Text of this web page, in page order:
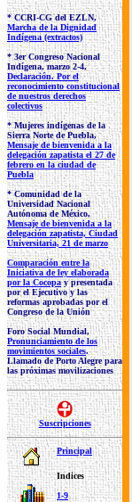
* CCRI-CG del EZLN,
Marcha de la Dignidad
Indígena (extractos)
* 3er Congreso Nacional
Indígena, marzo 2-4,
Declaración. Por el
reconocimiento constitucional
de nuestros derechos
colectivos
* Mujeres indígenas de la
Sierra Norte de Puebla,
Mensaje de bienvenida a la
delegación zapatista el 27 de
febrero en la ciudad de
Puebla
* Comunidad de la
Universidad Nacional
Autónoma de México,
Mensaje de bienvenida a la
delegación zapatista, Ciudad
Universitaria, 21 de marzo
Comparación entre la
Iniciativa de ley elaborada
por la Cocopay presentada
por el Ejecutivo y las
reformas aprobadas por el
Congreso de la Unión
Foro Social Mundial,
Pronunciamiento de los
movimientos sociales.
Llamado de Porto Alegre para
las próximas movilizaciones
Suscripciones
Principal
Indices
1-9